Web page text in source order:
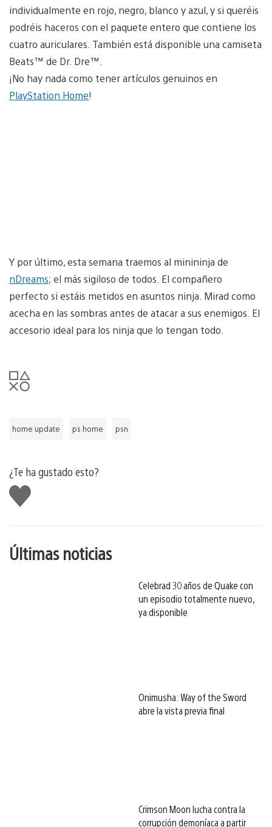
individualmente en rojo, negro, blanco y azul, y si queréis
podréis haceros con el paquete entero que contiene los
cuatro auriculares. También está disponible una camiseta
Beats™ de Dr. Dre™.
¡No hay nada como tener artículos genuinos en
PlayStation Home!
Y por último, esta semana traemos al minininja de
nDreams; el más sigiloso de todos. El compañero
perfecto si estáis metidos en asuntos ninja. Mirad como
acecha en las sombras antes de atacar a sus enemigos. El
accesorio ideal para los ninja que lo tengan todo.
home update ps home psn
¿Te ha gustado esto?
Me
gusta
Últimas noticias
Celebrad 30 años de Quake con
un episodio totalmente nuevo,
ya disponible
Onimusha: Way of the Sword
abre la vista previa final
Crimson Moon lucha contra la
corrupción demoníaca a partir